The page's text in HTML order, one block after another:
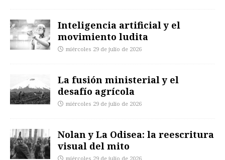
Inteligencia artificial y el
movimiento ludita
miércoles 29 de julio de 2026
La fusión ministerial y el
desafío agrícola
miércoles 29 de julio de 2026
Nolan y La Odisea: la reescritura
visual del mito